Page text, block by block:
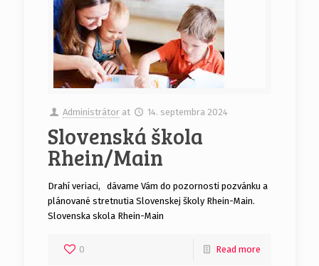
Administrátor at 14. septembra 2024
Slovenská škola
Rhein/Main
Drahí veriaci, dávame Vám do pozornosti pozvánku a
plánované stretnutia Slovenskej školy Rhein-Main.
Slovenska skola Rhein-Main
0 Read more